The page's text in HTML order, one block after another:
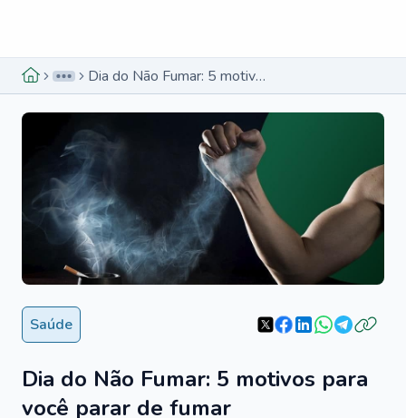
Dia do Não Fumar: 5 motivos para você parar de fumar
Saúde
Dia do Não Fumar: 5 motivos para
você parar de fumar